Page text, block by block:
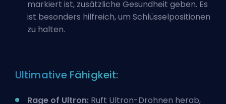
markiert ist, zusätzliche Gesundheit geben. Es
ist besonders hilfreich, um Schlüsselpositionen
zu halten.
Ultimative Fähigkeit:
Rage of Ultron: Ruft Ultron-Drohnen herab,